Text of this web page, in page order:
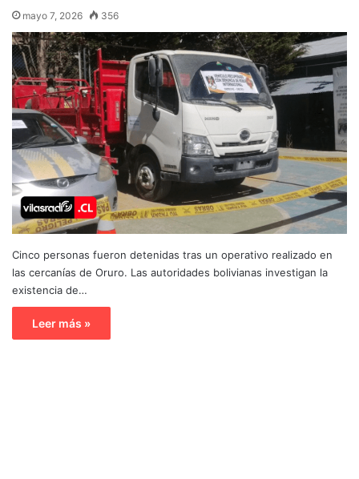
mayo 7, 2026 356
Cinco personas fueron detenidas tras un operativo realizado en
las cercanías de Oruro. Las autoridades bolivianas investigan la
existencia de…
Leer más »